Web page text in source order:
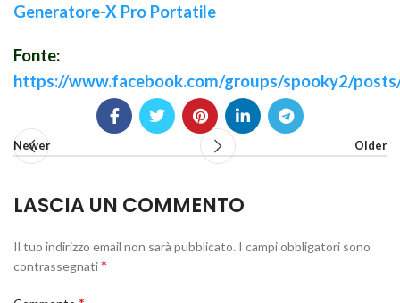
Generatore-X Pro Portatile
Fonte:
https://www.facebook.com/groups/spooky2/
Newer Older
LASCIA UN COMMENTO
Il tuo indirizzo email non sarà pubblicato. I campi obbligatori sono
contrassegnati*